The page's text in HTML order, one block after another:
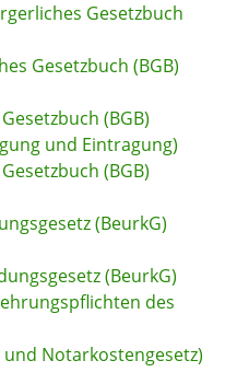
Gesetzbuch
Gesetzbuch (BGB)
(BGB)
und Eintragung)
(BGB)
(BeurkG)
(BeurkG)
des
und Notarkostengesetz)